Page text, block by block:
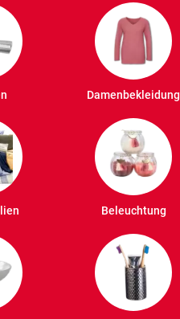
Damenbekleidung
Beleuchtung